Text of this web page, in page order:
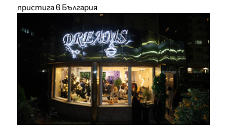
пристига в България